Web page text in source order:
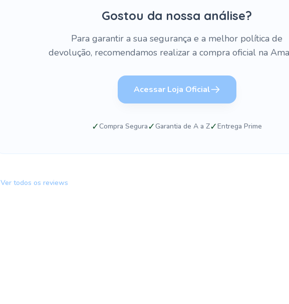
Gostou da nossa análise?
Para garantir a sua segurança e a melhor política de
devolução, recomendamos realizar a compra oficial na
Acessar Loja Oficial
✓Compra Segura✓Garantia de A a Z✓Entrega Prime
Ver todos os reviews